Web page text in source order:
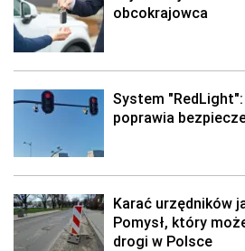
obcokrajowca
System
poprawia
Karać urzędników
Pomysł, który
drogi w Polsce